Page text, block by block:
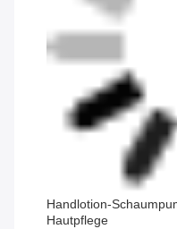
Handlotion-
Hautpflege